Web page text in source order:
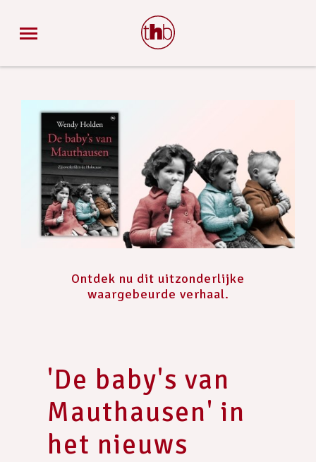
Ontdek nu dit uitzonderlijke
waargebeurde verhaal.
'De baby's van
Mauthausen' in
het nieuws